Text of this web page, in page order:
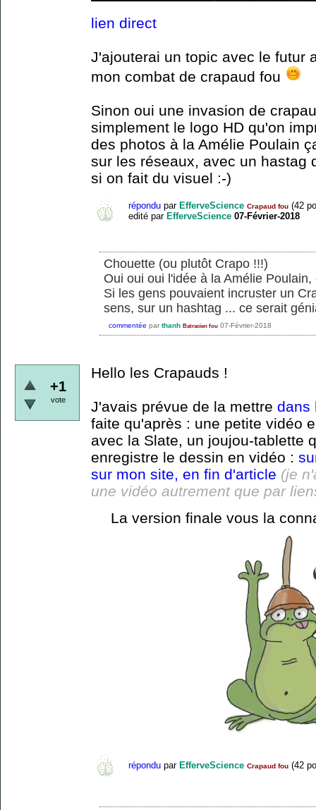
lien direct
J'ajouterai un topic avec le futur
mon combat de crapaud fou
Sinon oui une invasion de
simplement le logo HD qu'on
des photos à la Amélie Poulain
sur les réseaux, avec un hastag
si on fait du visuel :-)
répondu par EfferveScience Crapaud fou (42
edité par EfferveScience 07-Février-2018
Chouette (ou plutôt Crapo !!!)
Oui oui oui l'idée à la Amélie
Si les gens pouvaient incruster un
sens, sur un hashtag ... ce serait
commentée par thanh Batracien fou 07-Février-2018
+1
vote
Hello les Crapauds !
J'avais prévue de la mettre dans
faite qu'après : une petite vidéo
avec la Slate, un joujou-tablette
enregistre le dessin en vidéo :
sur mon site, en fin d'article (je
une vidéo autrement que par
La version finale vous la
répondu par EfferveScience Crapaud fou (42